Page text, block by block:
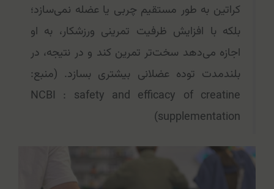
کراتین به طور مستقیم چربی یا عضله نمی‌سازد؛
بلکه با افزایش ظرفیت تمرینی ورزشکار، به او
اجازه می‌دهد سخت‌تر تمرین کند و در نتیجه، در
بلندمدت توده عضلانی بیشتری بسازد. (منبع:
NCBI : safety and efficacy of creatine
supplementation)